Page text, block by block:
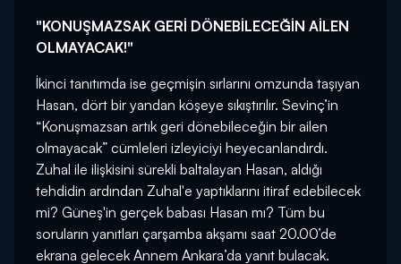
"KONUŞMAZSAK GERİ DÖNEBİLECEĞİN AİLEN
OLMAYACAK!"
İkinci tanıtımda ise geçmişin sırlarını omzunda taşıyan
Hasan, dört bir yandan köşeye sıkıştırılır. Sevinç’in
“Konuşmazsan artık geri dönebileceğin bir ailen
olmayacak” cümleleri izleyiciyi heyecanlandırdı.
Zuhal ile ilişkisini sürekli baltalayan Hasan, aldığı
tehdidin ardından Zuhal'e yaptıklarını itiraf edebilecek
mi? Güneş'in gerçek babası Hasan mı? Tüm bu
soruların yanıtları çarşamba akşamı saat 20.00’de
ekrana gelecek Annem Ankara’da yanıt bulacak.